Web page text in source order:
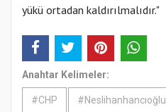
yükü ortadan kaldırılmalıdır."
Anahtar Kelimeler:
#CHP #Neslihanhancıoğlu